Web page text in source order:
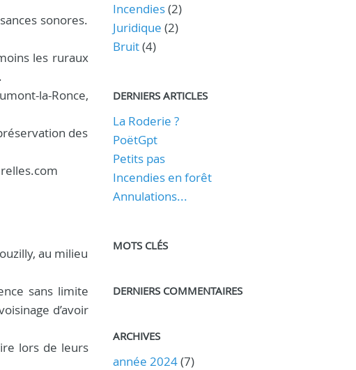
sonores.
les ruraux
la-Ronce,
des
au milieu
sans limite
d’avoir
lors de leurs
Incendies(2)
Juridique (2)
Bruit(4)
DERNIERS ARTICLES
La Roderie ?
PoëtGpt
Petits pas
Incendies en forêt
Annulations...
MOTS CLÉS
DERNIERS COMMENTAIRES
ARCHIVES
année 2024(7)